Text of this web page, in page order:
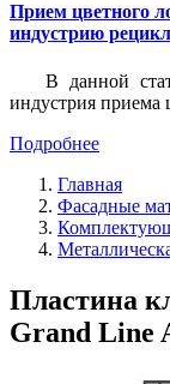
Прием цветного
индустрию
В данной
индустрия приема
Подробнее
Главная
Фасадные
Пластина
Grand Line